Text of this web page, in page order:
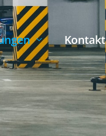
Kontakt